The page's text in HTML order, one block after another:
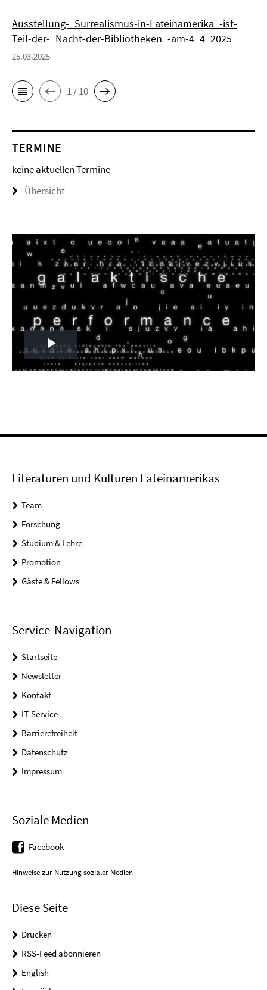
Ausstellung-_Surrealismus-in-Lateinamerika_-ist-
Teil-der-_Nacht-der-Bibliotheken_-am-4_4_2025
25.03.2025
1 / 10
TERMINE
keine aktuellen Termine
Übersicht
Play
Literaturen und Kulturen Lateinamerikas
Team
Forschung
Studium & Lehre
Promotion
Gäste & Fellows
Service-Navigation
Startseite
Newsletter
Kontakt
IT-Service
Barrierefreiheit
Datenschutz
Impressum
Soziale Medien
Facebook
Hinweise zur Nutzung sozialer Medien
Diese Seite
Drucken
RSS-Feed abonnieren
English